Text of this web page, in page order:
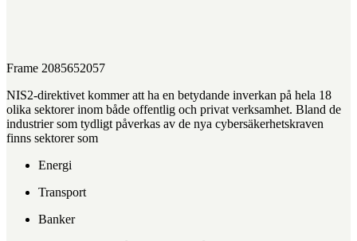
Frame 2085652057
NIS2-direktivet kommer att ha en betydande inverkan på hela 18
olika sektorer inom både offentlig och privat verksamhet. Bland de
industrier som tydligt påverkas av de nya cybersäkerhetskraven
finns sektorer som
Energi
Transport
Banker